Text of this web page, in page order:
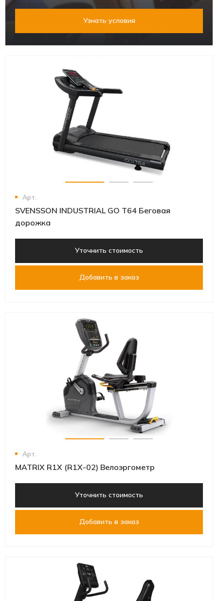
Узнать условия
Арт.
SVENSSON INDUSTRIAL GO T64 Беговая
дорожка
Уточнить стоимость
Добавить в заказ
Арт.
MATRIX R1X (R1X-02) Велоэргометр
Уточнить стоимость
Добавить в заказ